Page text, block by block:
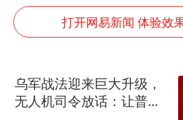
猫咪过火把节被
BLG经理辟谣
云南一男子胃中
曹颖儿子首次
打开网易新闻 体验效
乌军战法迎来巨大升级，
无人机司令放话：让普京